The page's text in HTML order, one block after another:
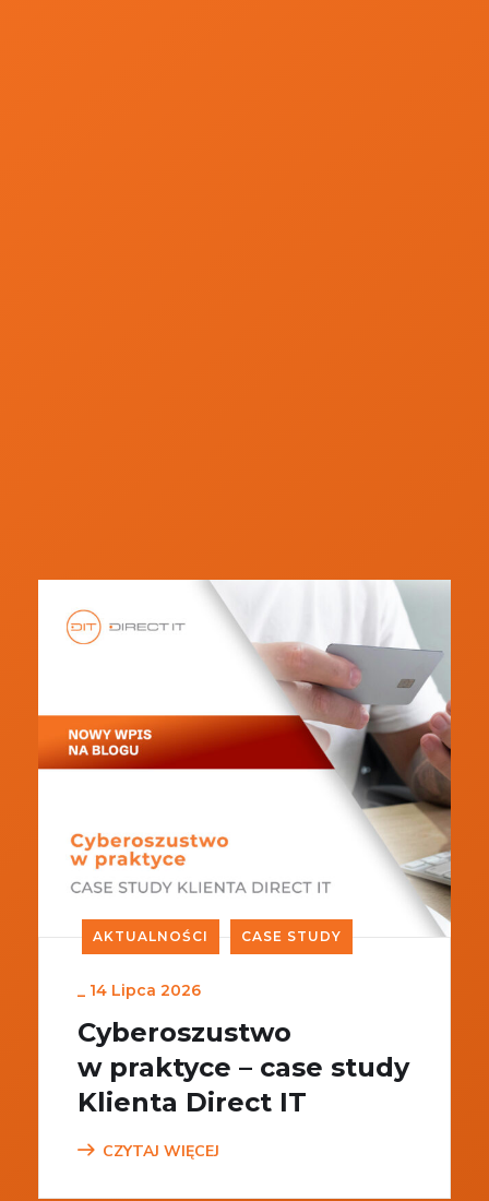
AKTUALNOŚCI CASE STUDY
_ 14 Lipca 2026
Cyberoszustwo
w praktyce – case study
Klienta Direct IT
CZYTAJ WIĘCEJ